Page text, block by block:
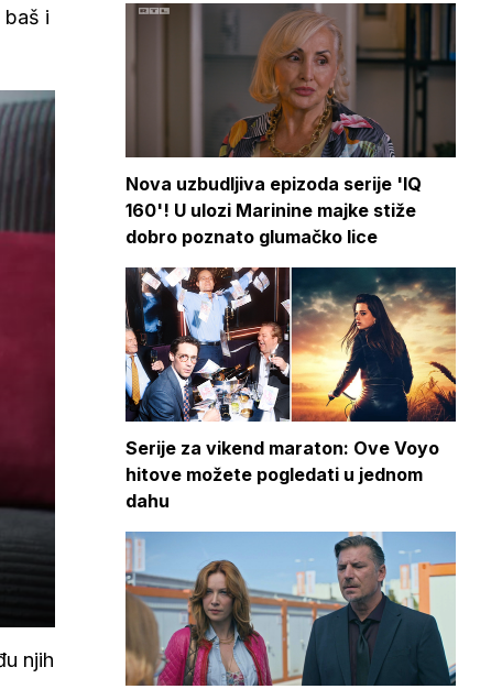
baš i
njih
Nova uzbudljiva epizoda serije 'IQ
160'! U ulozi Marinine majke stiže
dobro poznato glumačko lice
Serije za vikend maraton: Ove Voyo
hitove možete pogledati u jednom
dahu